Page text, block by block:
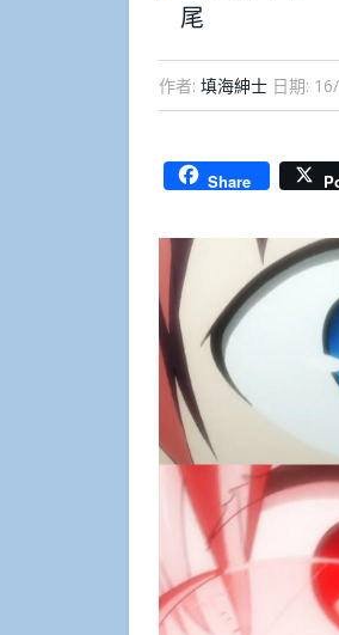
尾
作者: 填海紳士 日期:
Share